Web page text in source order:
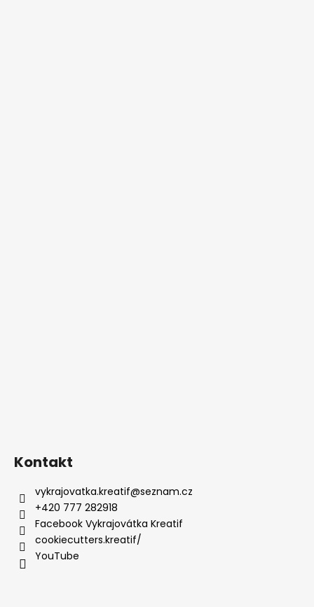
Kontakt
vykrajovatka.kreatif@seznam.cz
+420 777 282918
Facebook Vykrajovátka Kreatif
cookiecutters.kreatif/
YouTube